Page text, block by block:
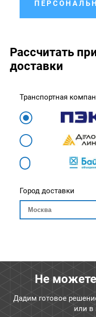
Рассчитать
доставки
Транспортная
Город доставки
Не
Дадим готовое
или в